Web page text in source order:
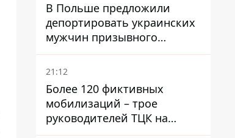
В Польше предложили
депортировать украинских
мужчин призывного
возраста - кого это может
затронуть
21:12
Более 120 фиктивных
мобилизаций – трое
руководителей ТЦК на
Волыни и Буковине